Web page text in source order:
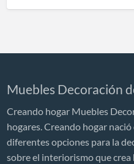
Muebles Decoración
Creando hogar Muebles
hogares. Creando hogar
diferentes opciones para la
sobre el interiorismo que